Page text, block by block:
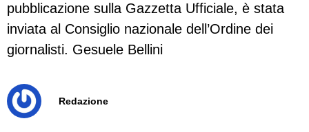
pubblicazione sulla Gazzetta Ufficiale, è stata
inviata al Consiglio nazionale dell’Ordine dei
giornalisti. Gesuele Bellini
Redazione